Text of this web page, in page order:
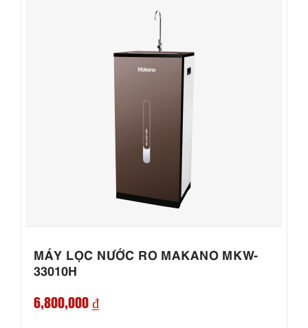
MÁY LỌC NƯỚC RO MAKANO MKW-
33010H
6,800,000 ₫